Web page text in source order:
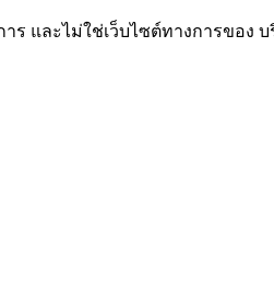
ร และไม่ใช่เว็บไซต์ทางการของ